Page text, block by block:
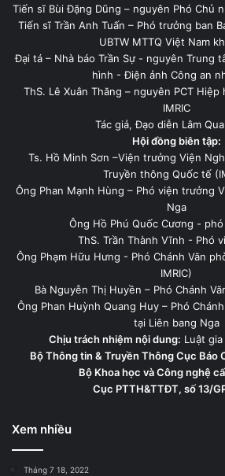
Tiến sĩ Bùi Đặng Dũng – nguyên Phó Chủ
Tiến sĩ Trần Anh Tuấn – Phó trưởng ban
UBTW MTTQ Việt Nam
Đại tá – Nhà báo Trần Sự - nguyên Trung
hình - Điện ảnh Công an
ThS. Lê Xuân Thăng – nguyên PCT Hiệp
IMRIC
Tác giả, Đạo diễn Lâm
Hội đồng biên tập:
Ts. Hồ Minh Sơn –Viện trưởng Viện
Truyền thông Quốc tế
Ông Phan Mạnh Hùng – Phó viện trưởng
Nga
Ông Hồ Phú Quốc Cương -
ThS. Trần Thành Vĩnh - Phó
Ông Phạm Hữu Hưng - Phó Chánh Văn
IMRIC)
Bà Nguyễn Thị Huyền – Phó Chánh
Ông Phan Huỳnh Quang Huy – Phó
tại Liên bang Nga
Chịu trách nhiệm nội dung: Luật gia
Bộ Thông tin & Truyền Thông Cục Báo
Bộ Khoa học và Công nghệ
Cục PTTH&TTĐT, số 13/
Xem nhiều
Tháng 7 18, 2022